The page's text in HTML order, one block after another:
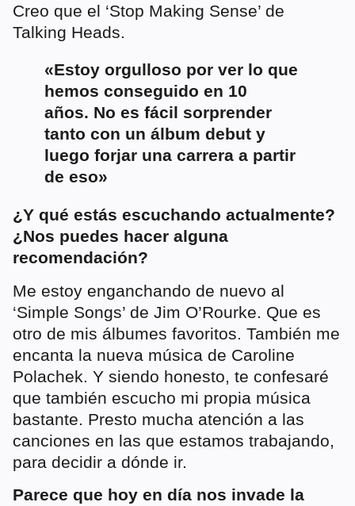
Creo que el ‘Stop Making Sense’ de
Talking Heads.
«Estoy orgulloso por ver lo que
hemos conseguido en 10
años. No es fácil sorprender
tanto con un álbum debut y
luego forjar una carrera a partir
de eso»
¿Y qué estás escuchando actualmente?
¿Nos puedes hacer alguna
recomendación?
Me estoy enganchando de nuevo al
‘Simple Songs’ de Jim O’Rourke. Que es
otro de mis álbumes favoritos. También me
encanta la nueva música de Caroline
Polachek. Y siendo honesto, te confesaré
que también escucho mi propia música
bastante. Presto mucha atención a las
canciones en las que estamos trabajando,
para decidir a dónde ir.
Parece que hoy en día nos invade la